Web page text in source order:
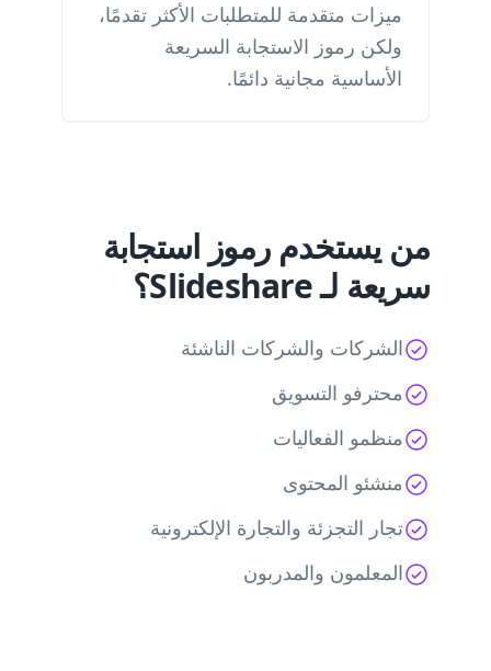
ميزات متقدمة للمتطلبات الأكثر تقدمًا،
ولكن رموز الاستجابة السريعة
الأساسية مجانية دائمًا.
من يستخدم رموز استجابة
سريعة لـ Slideshare؟
الشركات والشركات الناشئة
محترفو التسويق
منظمو الفعاليات
منشئو المحتوى
تجار التجزئة والتجارة الإلكترونية
المعلمون والمدربون